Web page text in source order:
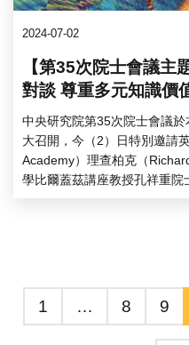
2024-07-02
【第35次院士會議主
對談 尊重多元知識價
中央研究院第35次院士會議
大召開，今（2）日特別邀請
Academy）理查柏克（
學比爾蓋茲講座教授孔祥重院
1 … 8 9